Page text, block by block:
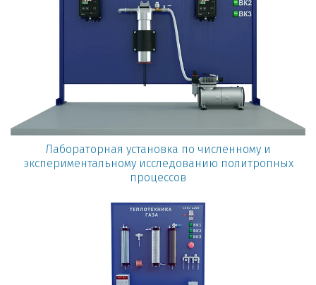
Лабораторная установка по численному и
экспериментальному исследованию политропных
процессов